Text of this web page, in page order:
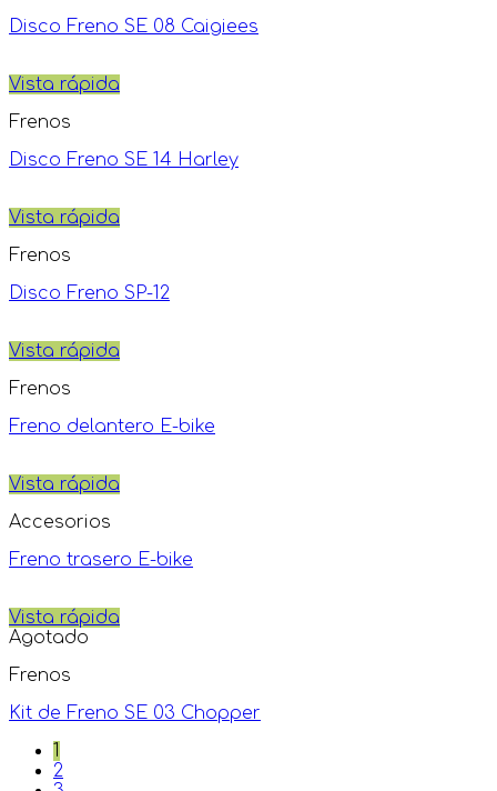
Disco Freno SE 08 Caigiees
Vista rápida
Frenos
Disco Freno SE 14 Harley
Vista rápida
Frenos
Disco Freno SP-12
Vista rápida
Frenos
Freno delantero E-bike
Vista rápida
Accesorios
Freno trasero E-bike
Vista rápida
Agotado
Frenos
Kit de Freno SE 03 Chopper
1
2